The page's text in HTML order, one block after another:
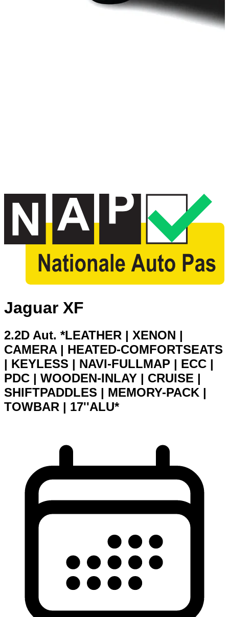
Jaguar XF
2.2D Aut. *LEATHER | XENON |
CAMERA | HEATED-COMFORTSEATS
| KEYLESS | NAVI-FULLMAP | ECC |
PDC | WOODEN-INLAY | CRUISE |
SHIFTPADDLES | MEMORY-PACK |
TOWBAR | 17''ALU*